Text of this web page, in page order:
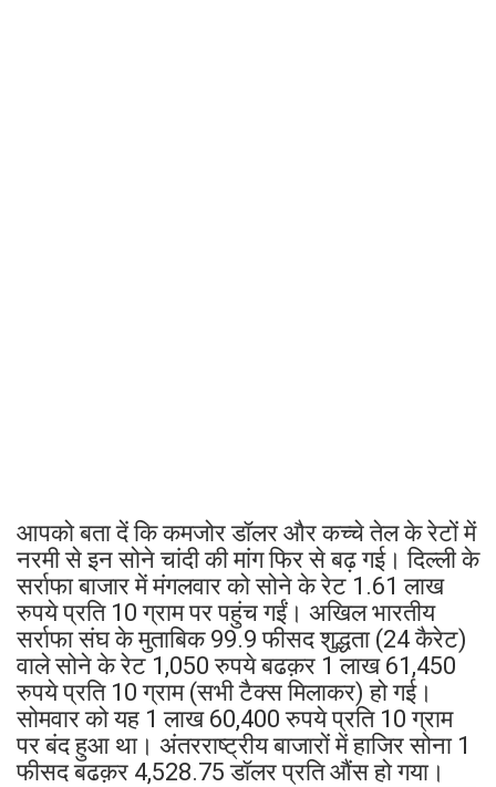
आपको बता दें कि कमजोर डॉलर और कच्चे तेल के रेटों में
नरमी से इन सोने चांदी की मांग फिर से बढ़ गई। दिल्ली के
सर्राफा बाजार में मंगलवार को सोने के रेट 1.61 लाख
रुपये प्रति 10 ग्राम पर पहुंच गईं। अखिल भारतीय
सर्राफा संघ के मुताबिक 99.9 फीसद शुद्धता (24 कैरेट)
वाले सोने के रेट 1,050 रुपये बढक़र 1 लाख 61,450
रुपये प्रति 10 ग्राम (सभी टैक्स मिलाकर) हो गई।
सोमवार को यह 1 लाख 60,400 रुपये प्रति 10 ग्राम
पर बंद हुआ था। अंतरराष्ट्रीय बाजारों में हाजिर सोना 1
फीसद बढक़र 4,528.75 डॉलर प्रति औंस हो गया।